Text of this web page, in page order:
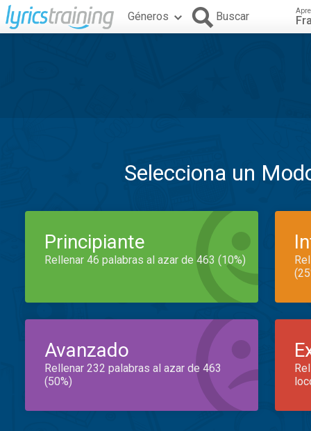
Géneros Buscar
Selecciona un
Principiante
Rellenar 46 palabras al azar de 463 (10%)
Avanzado
Rellenar 232 palabras al azar de 463
(50%)